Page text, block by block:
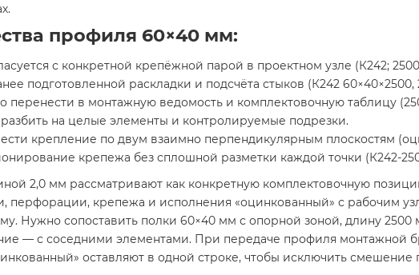
профиля 60×40 мм:
с конкретной крепёжной парой в проектном узле (К242;
подготовленной раскладки и подсчёта стыков (К242 60×40×2500,
перенести в монтажную ведомость и комплектовочную таблицу
на целые элементы и контролируемые подрезки.
крепление по двум взаимно перпендикулярным плоскостям
крепежа без сплошной разметки каждой точки (К242-
2,0 мм рассматривают как конкретную комплектовочную
перфорации, крепежа и исполнения «оцинкованный» с рабочим
Нужно сопоставить полки 60×40 мм с опорной зоной, длину
— с соседними элементами. При передаче профиля монтажной
оставляют в одной строке, чтобы исключить смешение